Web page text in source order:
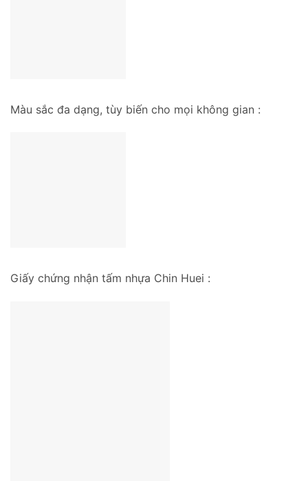
Màu sắc đa dạng, tùy biến cho mọi không gian :
Giấy chứng nhận tấm nhựa Chin Huei :